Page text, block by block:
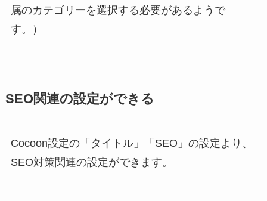
属のカテゴリーを選択する必要があるようで
す。）
SEO関連の設定ができる
Cocoon設定の「タイトル」「SEO」の設定より、
SEO対策関連の設定ができます。